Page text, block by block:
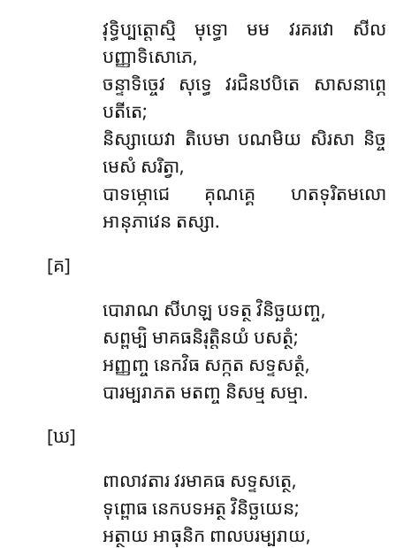
វុទ្ធិប្បត្តោស្មិ មុទ្ធោ មម វរគរវោ សីល
បញ្ញាទិសោភេ,
ចន្ទាទិច្ចេវ សុទ្ធេ វរជិនឋបិតេ សាសនាព្ភេ
បតីតេ;
និស្សាយេវា តិបេមា បណមិយ សិរសា និច្ច
មេសំ សរិត្វា,
បាទម្ភោជេ គុណគ្គេ ហតទុរិតមលោ
អានុភាវេន តស្សា.
[គ]
បោរាណ សីហឡ បទត្ថ វិនិច្ឆយញ្ច,
សព្ពម្បិ មាគធនិរុត្តិនយំ បសត្ថំ;
អញ្ញញ្ច នេកវិធ សក្កត សទ្ទសត្ថំ,
បារម្បរាភត មតញ្ច និសម្ម សម្មា.
[ឃ]
ពាលាវតារ វរមាគធ សទ្ទសត្ថេ,
ទុព្ពោធ នេកបទអត្ថ វិនិច្ឆយេន;
អត្ថាយ អាធុនិក ពាលបរម្បរាយ,